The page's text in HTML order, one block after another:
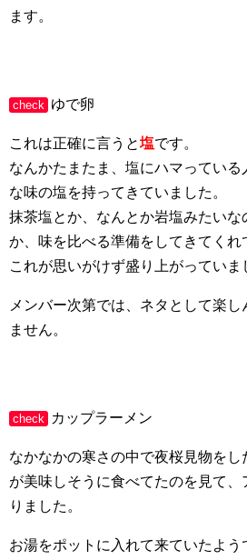
ます。
check ゆで卵
これは正確に言うと塩です。
なんかたまたま、塩にハマってい
な味の塩を持ってきていました。
抹茶塩とか、なんとか岩塩みたいな
か、味を比べる準備をしてきてくれ
これが思いがけず盛り上がっていま
メンバー次第では、ネタとして楽
ません。
check カップラーメン
なかなかの寒さの中で夜桜見物を
が美味しそうに食べてたのを見て
りました。
お湯をポットに入れて来ていたよ